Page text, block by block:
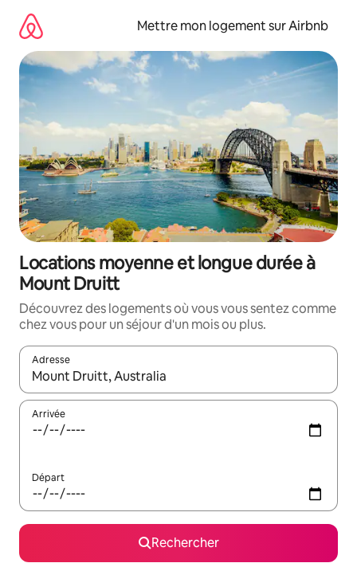
directement
contenu
Mettre mon logement sur Airbnb
Locations moyenne et longue durée à
Mount Druitt
Découvrez des logements où vous vous sentez comme
chez vous pour un séjour d'un mois ou plus.
Adresse
Lorsque les résultats s'affichent, utilisez les flèches vers le
Arrivée
Départ
Rechercher